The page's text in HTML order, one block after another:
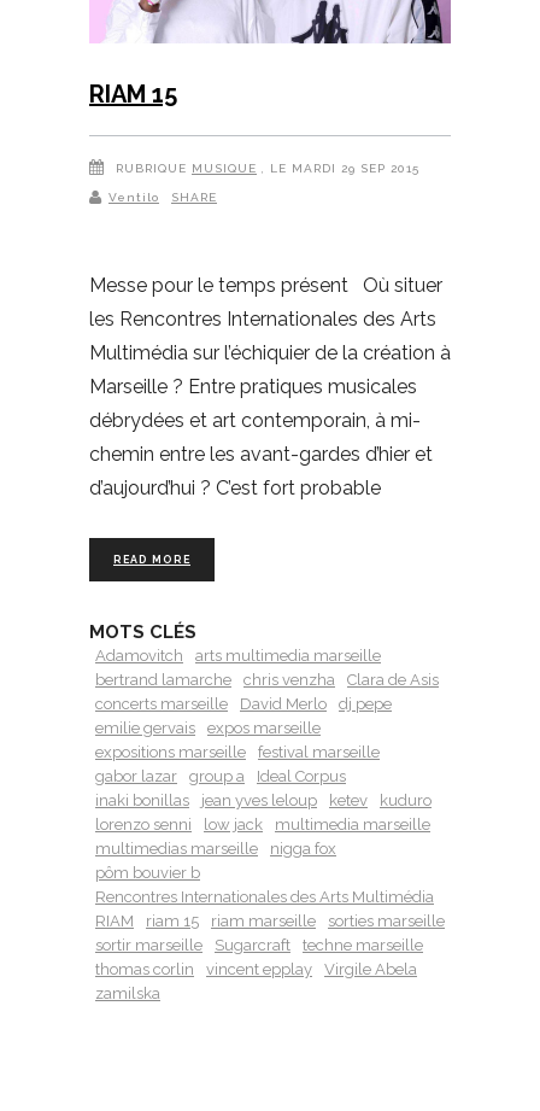
RIAM 15
RUBRIQUE MUSIQUE , LE MARDI 29 SEP 2015
Ventilo SHARE
Messe pour le temps présent Où situer
les Rencontres Internationales des Arts
Multimédia sur l’échiquier de la création à
Marseille ? Entre pratiques musicales
débrydées et art contemporain, à mi-
chemin entre les avant-gardes d’hier et
d’aujourd’hui ? C’est fort probable
READ MORE
MOTS CLÉS
Adamovitch
arts multimedia marseille
bertrand lamarche
chris venzha
Clara de Asis
concerts marseille
David Merlo
dj pepe
emilie gervais
expos marseille
expositions marseille
festival marseille
gabor lazar
group a
Ideal Corpus
inaki bonillas
jean yves leloup ketev
kuduro
lorenzo senni
low jack
multimedia marseille
multimedias marseille
nigga fox
pôm bouvier b
Rencontres Internationales des Arts Multimédia
RIAM
riam 15 riam marseille
sorties marseille
sortir marseille
Sugarcraft
techne marseille
thomas corlin
vincent epplay
Virgile Abela
zamilska